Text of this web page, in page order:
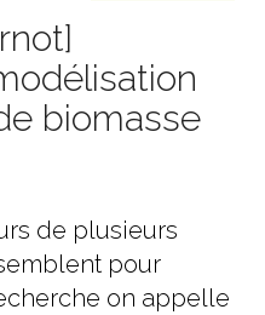
biomasse
de plusieurs
pour
on appelle